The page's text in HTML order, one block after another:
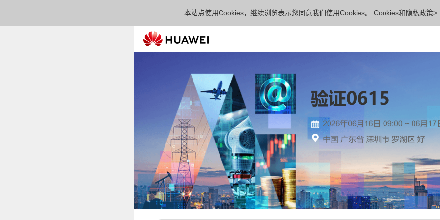
本站点使用Cookies，继续浏览表示您同意我们使用Cookies。 Cookies和隐私政策>